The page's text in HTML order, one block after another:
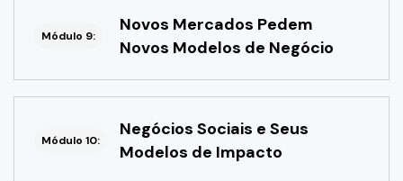
Módulo 9:
Novos Mercados Pedem
Novos Modelos de Negócio
Módulo 10:
Negócios Sociais e Seus
Modelos de Impacto